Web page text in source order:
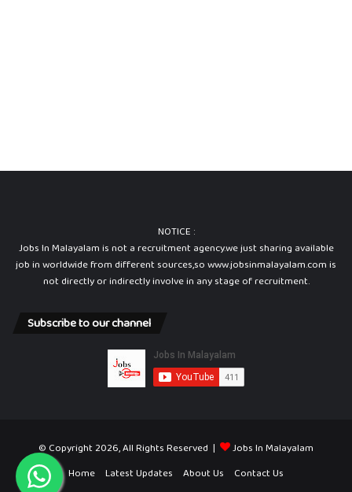
NOTICE :
Jobs In Malayalam is not a recruitment agency.we just sharing available
job in worldwide from different sources,so www.jobsinmalayalam.com is
not directly or indirectly involve in any stage of recruitment.
Subscribe to our channel
© Copyright 2026, All Rights Reserved |
Jobs In Malayalam
Home
Latest Updates About Us Contact Us